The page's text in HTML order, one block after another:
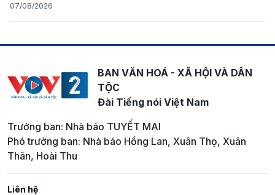
07/08/2026
BAN VĂN HOÁ - XÃ HỘI VÀ DÂN
TỘC
Đài Tiếng nói Việt Nam
Trưởng ban: Nhà báo TUYẾT MAI
Phó trưởng ban: Nhà báo Hồng Lan, Xuân Thọ, Xuân
Thân, Hoài Thu
Liên hệ